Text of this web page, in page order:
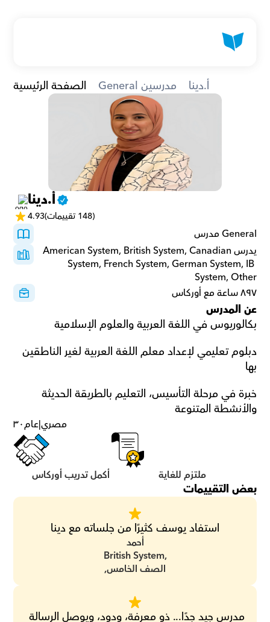
الصفحة الرئيسية General مدرسين أ.دينا
أ.دينا
4.93 (148 تقييمات)
General مدرس
يدرسAmerican System, British System, Canadian
System, French System, German System, IB
System, Other
٨٩٧ ساعة مع أوركاس
عن المدرس
بكالوريوس في اللغة العربية والعلوم الإسلامية
بها
والأنشطة المتنوعة
٣٠عام|مصري
ملتزم للغاية أكمل تدريب أوركاس
بعض التقييمات
استفاد يوسف كثيرًا من جلساته مع دينا
أحمد
الصف الخامس,
British System,